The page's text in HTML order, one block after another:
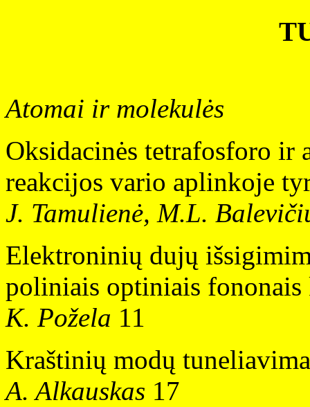
Atomai ir molekulės
Oksidacinės tetrafosforo
reakcijos vario aplinkoje
J. Tamulienė, M.L.
Elektroninių dujų
poliniais optiniais fononais
K. Požela 11
Kraštinių modų
A. Alkauskas 17